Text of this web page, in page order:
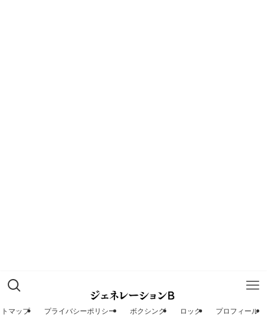
マップ プライバシーポリシー ボクシング ロック プロフィール